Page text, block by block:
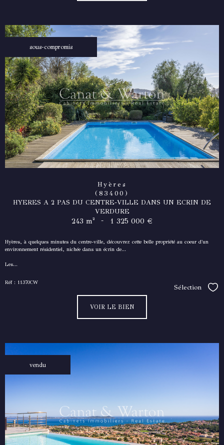
sous-compromis
Hyères
(83400)
HYERES A 2 PAS DU CENTRE-VILLE DANS UN ECRIN DE
VERDURE
243 m² - 1 325 000 €
Hyères, à quelques minutes du centre-ville, découvrez cette belle propriété au coeur d'un
environnement résidentiel, nichée dans un écrin de...
Les...
Réf : 11370CW
Sélection
VOIR LE BIEN
vendu